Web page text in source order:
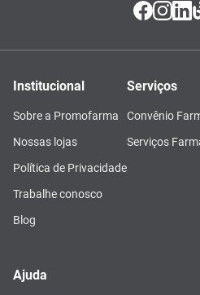
Institucional
Sobre a Promofarma
Nossas lojas
Política de Privacidade
Trabalhe conosco
Blog
Serviços
Convênio
Serviços
Ajuda